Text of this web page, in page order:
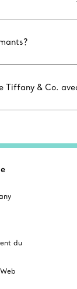
Tiffany & Co.
du